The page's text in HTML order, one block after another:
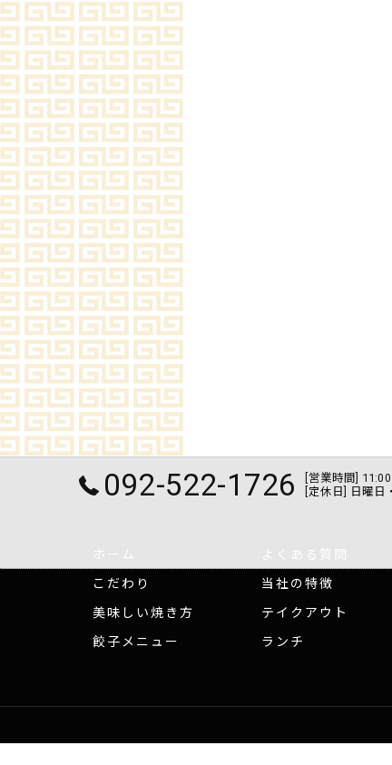
092-522-1726
[営業時間]
[定休日] 日曜日
ホーム
こだわり
美味しい焼き方
餃子メニュー
よくある質問
当社の特徴
テイクアウト
ランチ